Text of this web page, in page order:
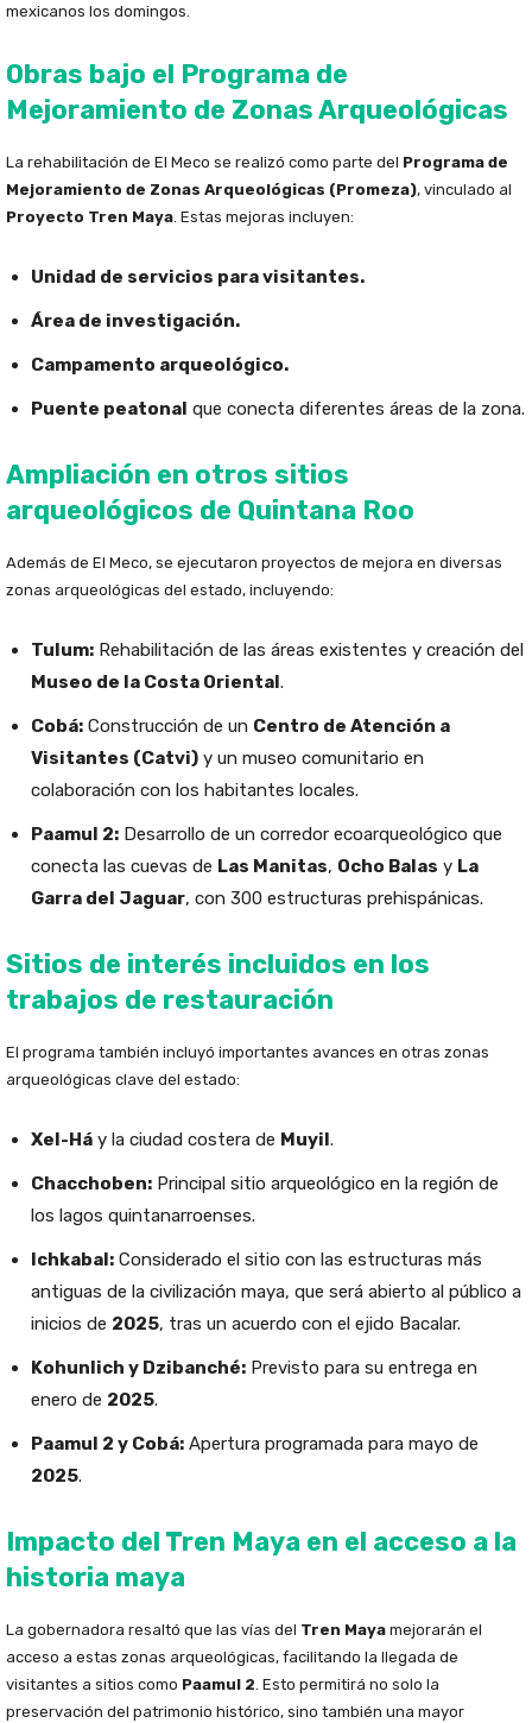
mexicanos los domingos.
Obras bajo el Programa de
Mejoramiento de Zonas Arqueológicas
La rehabilitación de El Meco se realizó como parte del Programa de
Mejoramiento de Zonas Arqueológicas (Promeza), vinculado al
Proyecto Tren Maya. Estas mejoras incluyen:
Unidad de servicios para visitantes.
Área de investigación.
Campamento arqueológico.
Puente peatonal que conecta diferentes áreas de la zona.
Ampliación en otros sitios
arqueológicos de Quintana Roo
Además de El Meco, se ejecutaron proyectos de mejora en diversas
zonas arqueológicas del estado, incluyendo:
Tulum: Rehabilitación de las áreas existentes y creación del
Museo de la Costa Oriental.
Cobá: Construcción de un Centro de Atención a
Visitantes (Catvi) y un museo comunitario en
colaboración con los habitantes locales.
Paamul 2: Desarrollo de un corredor ecoarqueológico que
conecta las cuevas de Las Manitas, Ocho Balas y La
Garra del Jaguar, con 300 estructuras prehispánicas.
Sitios de interés incluidos en los
trabajos de restauración
El programa también incluyó importantes avances en otras zonas
arqueológicas clave del estado:
Xel-Há y la ciudad costera de Muyil.
Chacchoben: Principal sitio arqueológico en la región de
los lagos quintanarroenses.
Ichkabal: Considerado el sitio con las estructuras más
antiguas de la civilización maya, que será abierto al público a
inicios de 2025, tras un acuerdo con el ejido Bacalar.
Kohunlich y Dzibanché: Previsto para su entrega en
enero de 2025.
Paamul 2 y Cobá: Apertura programada para mayo de
2025.
Impacto del Tren Maya en el acceso a la
historia maya
La gobernadora resaltó que las vías del Tren Maya mejorarán el
acceso a estas zonas arqueológicas, facilitando la llegada de
visitantes a sitios como Paamul 2. Esto permitirá no solo la
preservación del patrimonio histórico, sino también una mayor